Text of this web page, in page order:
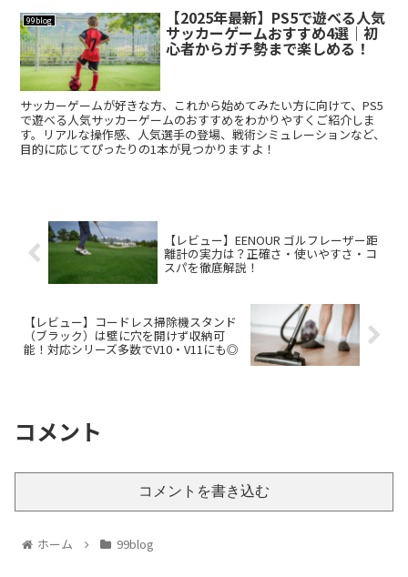
99blog 【2025年最新】PS5で遊べる人気
サッカーゲームおすすめ4選｜初
心者からガチ勢まで楽しめる！
サッカーゲームが好きな方、これから始めてみたい方に向けて、PS5
で遊べる人気サッカーゲームのおすすめをわかりやすくご紹介しま
す。リアルな操作感、人気選手の登場、戦術シミュレーションなど、
目的に応じてぴったりの1本が見つかりますよ！
【レビュー】EENOUR ゴルフレーザー距
離計の実力は？正確さ・使いやすさ・コ
スパを徹底解説！
【レビュー】コードレス掃除機スタンド
（ブラック）は壁に穴を開けず収納可
能！対応シリーズ多数でV10・V11にも◎
コメント
コメントを書き込む
ホーム 99blog